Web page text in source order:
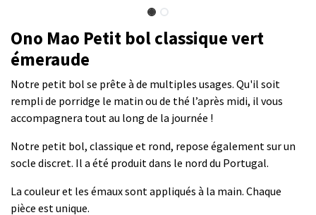
Ono Mao Petit bol classique vert
émeraude
Notre petit bol se prête à de multiples usages. Qu'il soit
rempli de porridge le matin ou de thé l’après midi, il vous
accompagnera tout au long de la journée !
Notre petit bol, classique et rond, repose également sur un
socle discret. Il a été produit dans le nord du Portugal.
La couleur et les émaux sont appliqués à la main. Chaque
pièce est unique.